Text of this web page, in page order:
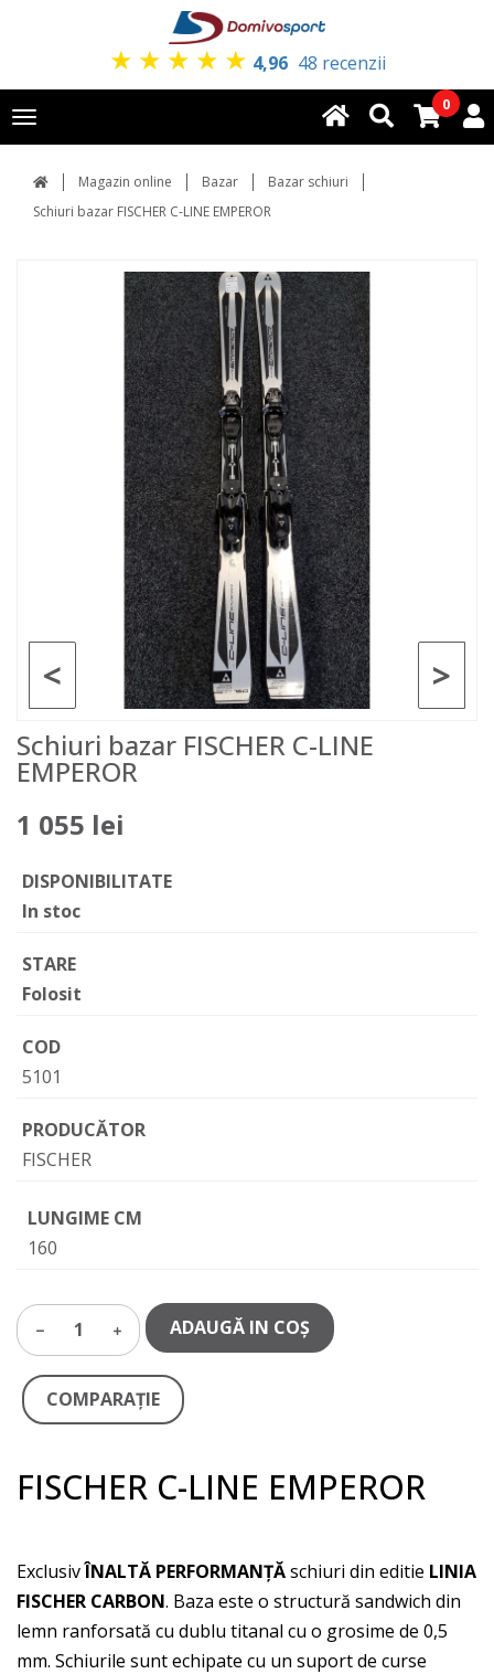
★ ★ ★ ★ ★ 4,96 48 recenzii
Toggle
navigation
0
Magazin online Bazar
Bazar schiuri
Schiuri bazar FISCHER C-LINE EMPEROR
>
<
Schiuri bazar FISCHER C-LINE
EMPEROR
1 055 lei
DISPONIBILITATE
In stoc
STARE
Folosit
COD
5101
PRODUCĂTOR
FISCHER
LUNGIME CM
160
1 ADAUGĂ IN COŞ
COMPARAŢIE
FISCHER C-LINE EMPEROR
ExclusivÎNALTĂ PERFORMANȚĂschiuri din editie LINIA
FISCHER CARBON. Baza este o structură sandwich din
lemn ranforsată cu dublu titanal cu o grosime de 0,5
mm. Schiurile sunt echipate cu un suport de curse